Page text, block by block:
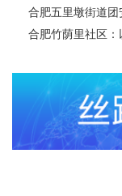
合肥五里墩街道
合肥竹荫里社区